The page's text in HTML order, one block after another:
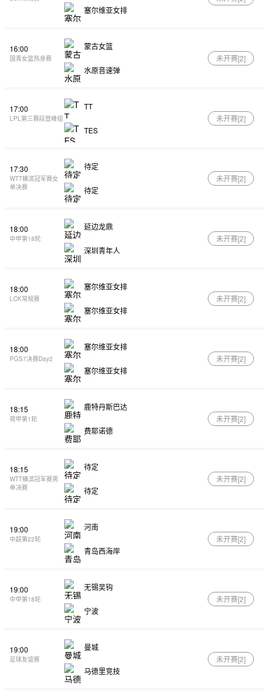
塞尔维亚女排
16:00
国青女篮热身赛
蒙古女篮
水原音速弹
未开赛[2]
17:00
LPL第三赛段登峰组
TT
TES
未开赛[2]
17:30
WTT横滨冠军赛女
单决赛
待定
待定
未开赛[2]
18:00
中甲第18轮
延边龙鼎
深圳青年人
未开赛[2]
18:00
LCK常规赛
塞尔维亚女排
塞尔维亚女排
未开赛[2]
18:00
PGS7决赛Day2
塞尔维亚女排
塞尔维亚女排
未开赛[2]
18:15
荷甲第1轮
鹿特丹斯巴达
费耶诺德
未开赛[2]
18:15
WTT横滨冠军赛男
单决赛
待定
待定
未开赛[2]
19:00
中超第22轮
河南
青岛西海岸
未开赛[2]
19:00
中甲第18轮
无锡吴钩
宁波
未开赛[2]
19:00
足球友谊赛
曼城
马德里竞技
未开赛[2]